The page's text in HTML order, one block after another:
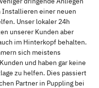
Installieren einer neuen
Unser lokaler 24h
unserer Kunden aber
im Hinterkopf behalten.
sich meistens
und haben gar keine
zu helfen. Dies passiert
Partner in Puppling bei